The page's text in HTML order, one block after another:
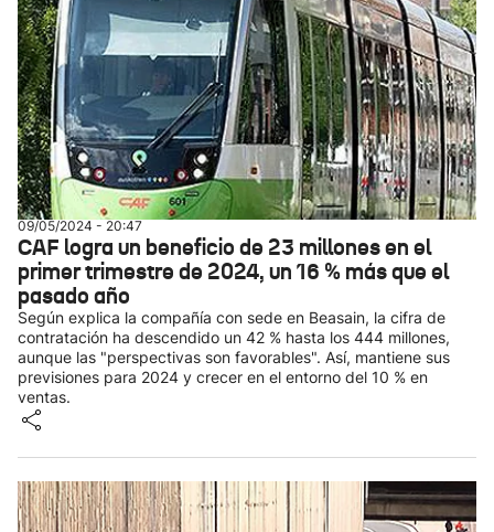
09/05/2024 - 20:47
CAF logra un beneficio de 23 millones en el
primer trimestre de 2024, un 16 % más que el
pasado año
Según explica la compañía con sede en Beasain, la cifra de
contratación ha descendido un 42 % hasta los 444 millones,
aunque las "perspectivas son favorables". Así, mantiene sus
previsiones para 2024 y crecer en el entorno del 10 % en
ventas.